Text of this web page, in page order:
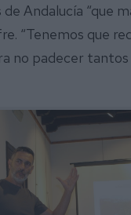
de Andalucía “que
“Tenemos que
no padecer tantos